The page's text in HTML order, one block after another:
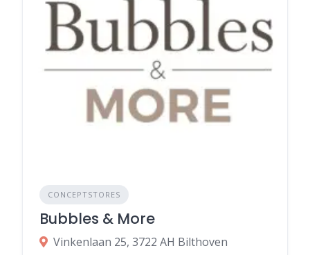
CONCEPTSTORES
Bubbles & More
Vinkenlaan 25, 3722 AH Bilthoven